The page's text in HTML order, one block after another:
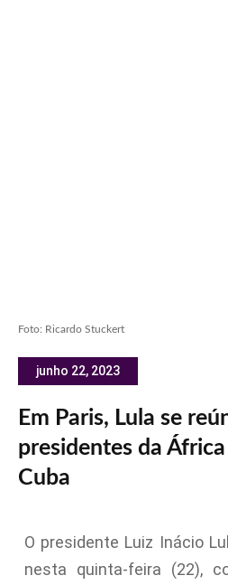
Foto: Ricardo Stuckert
junho 22, 2023
Em Paris, Lula se
presidentes da
Cuba
O presidente Luiz Inácio
nesta quinta-feira (22),